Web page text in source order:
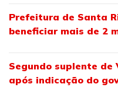
Prefeitura de Santa
beneficiar mais de 2
Segundo suplente de
após indicação do